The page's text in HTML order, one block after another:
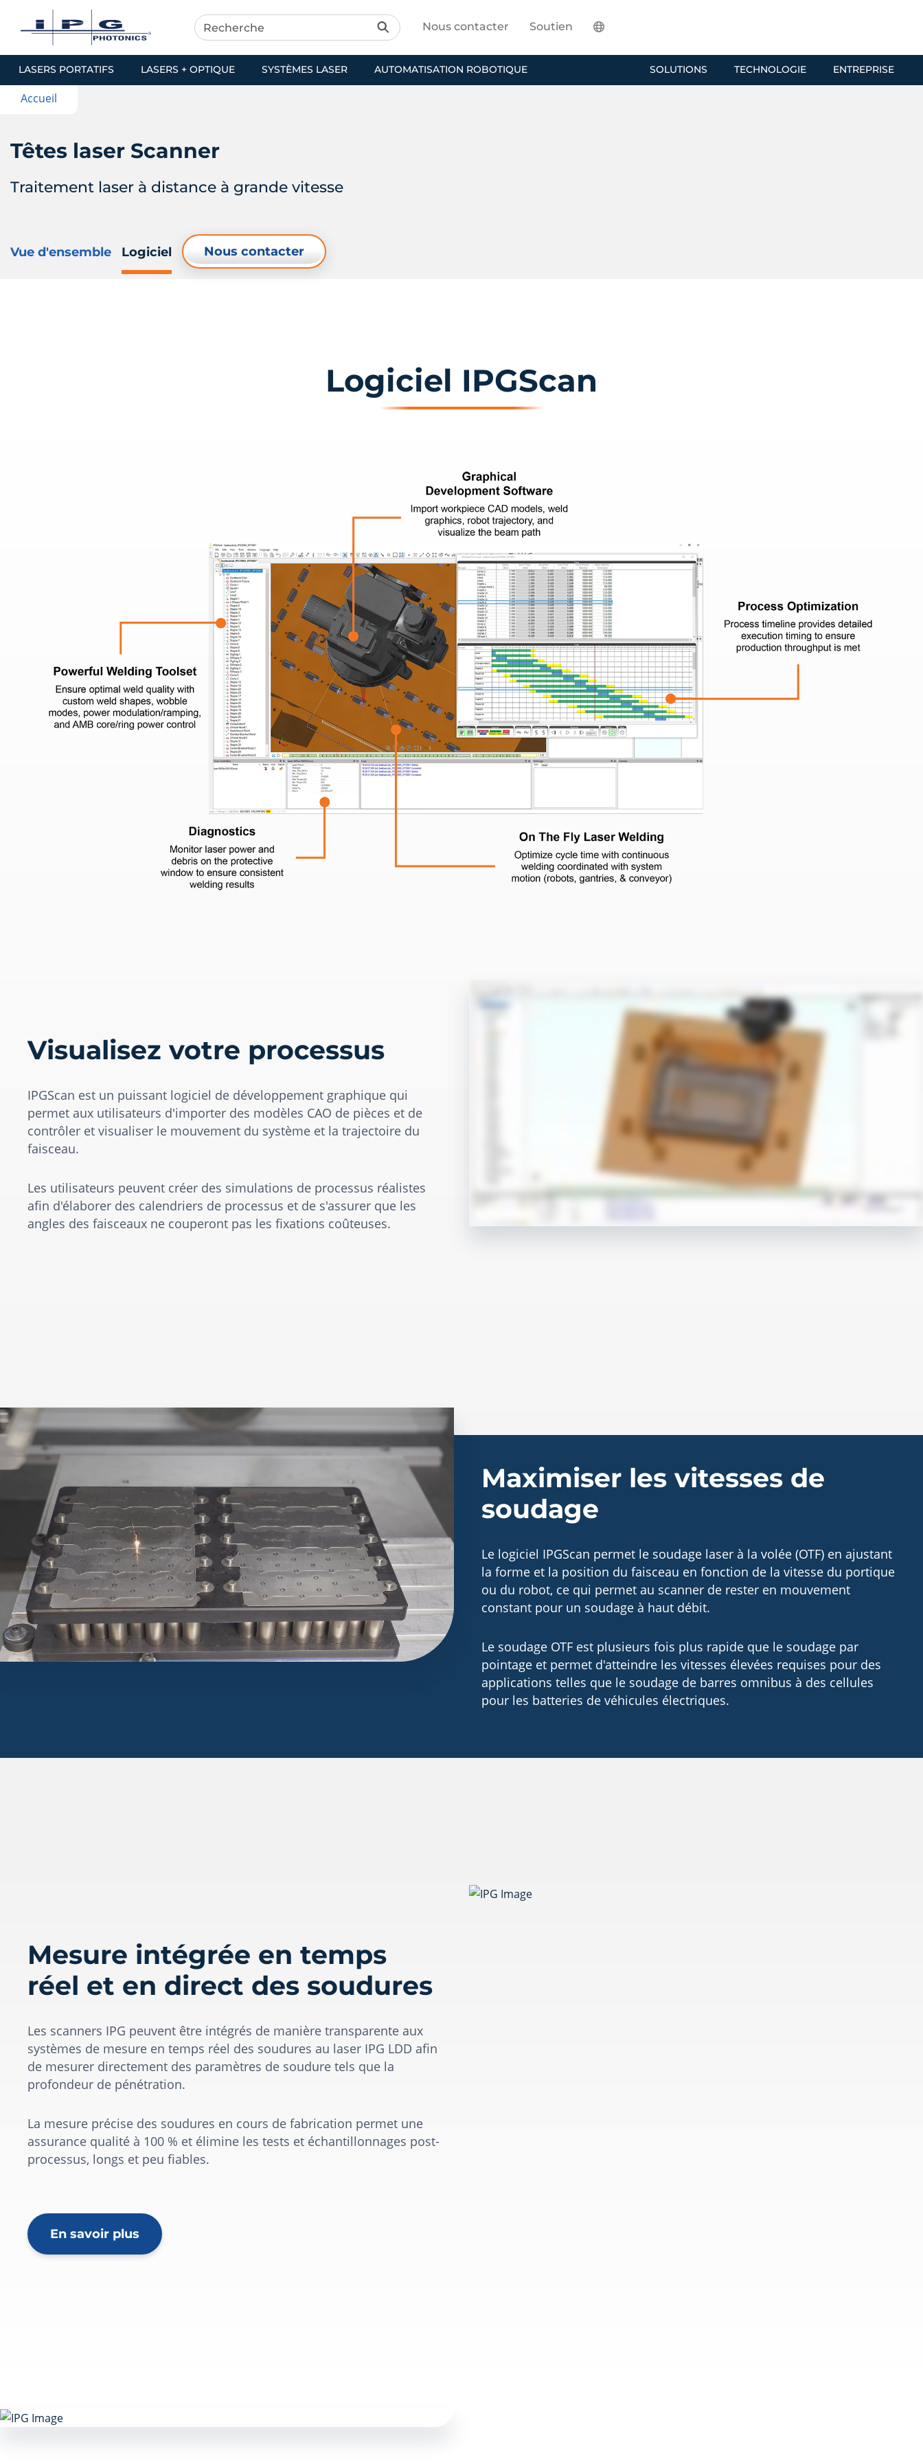
LASERS PORTATIFS LASERS + OPTIQUE SYSTÈMES LASER AUTOMATISATION ROBOTIQUE SOLUTIONS TECHNOLOGIE ENTREPRISE
Nous contacter Soutien
Accueil
Têtes laser Scanner
Traitement laser à distance à grande vitesse
Vue d'ensemble Logiciel Nous contacter
Logiciel IPGScan
Visualisez votre processus
IPGScan est un puissant logiciel de développement graphique qui
permet aux utilisateurs d'importer des modèles CAO de pièces et de
contrôler et visualiser le mouvement du système et la trajectoire du
faisceau.
Les utilisateurs peuvent créer des simulations de processus réalistes
afin d'élaborer des calendriers de processus et de s'assurer que les
angles des faisceaux ne couperont pas les fixations coûteuses.
Maximiser les vitesses de
soudage
Le logiciel IPGScan permet le soudage laser à la volée (OTF) en ajustant
la forme et la position du faisceau en fonction de la vitesse du portique
ou du robot, ce qui permet au scanner de rester en mouvement
constant pour un soudage à haut débit.
Le soudage OTF est plusieurs fois plus rapide que le soudage par
pointage et permet d'atteindre les vitesses élevées requises pour des
applications telles que le soudage de barres omnibus à des cellules
pour les batteries de véhicules électriques.
Mesure intégrée en temps
réel et en direct des soudures
Les scanners IPG peuvent être intégrés de manière transparente aux
systèmes de mesure en temps réel des soudures au laser IPG LDD afin
de mesurer directement des paramètres de soudure tels que la
profondeur de pénétration.
La mesure précise des soudures en cours de fabrication permet une
assurance qualité à 100 % et élimine les tests et échantillonnages post-
processus, longs et peu fiables.
En savoir plus